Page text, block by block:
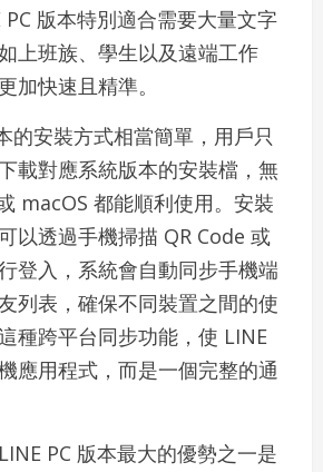
版本特別適合需要大量文字
上班族、學生以及遠端工作
加快速且精準。
的安裝方式相當簡單，用戶只
載對應系統版本的安裝檔，無
macOS 都能順利使用。安裝
以透過手機掃描 QR Code 或
登入，系統會自動同步手機端
列表，確保不同裝置之間的使
種跨平台同步功能，使 LINE
應用程式，而是一個完整的通
PC 版本最大的優勢之一是